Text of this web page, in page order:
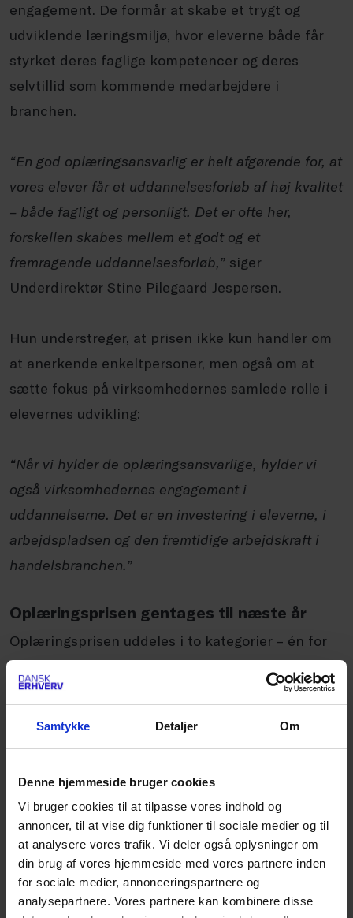
Samtykke Detaljer Om
Denne hjemmeside bruger cookies
Vi bruger cookies til at tilpasse vores indhold og
annoncer, til at vise dig funktioner til sociale medier og til
at analysere vores trafik. Vi deler også oplysninger om
din brug af vores hjemmeside med vores partnere inden
for sociale medier, annonceringspartnere og
analysepartnere. Vores partnere kan kombinere disse
engagement. De formår at skabe et trygt og
udviklende læringsmiljø, hvor eleverne både får
styrket deres faglige kompetencer og deres
selvtillid som kommende medarbejdere i
branchen.
“En god oplæringsansvarlig er helt afgørende for, at
vores elever får et uddannelsesforløb af høj kvalitet
– både fagligt og personligt. Det er ofte her,
forskellen skabes mellem et godt og et
fremragende uddannelsesforløb,” siger
Underdirektør Stine Pilegaard Jespersen.
Hun understreger, at prisen ikke kun handler om
at anerkende enkeltpersoner, men også om at
sætte fokus på virksomhedernes samlede rolle i
elevernes udvikling:
“Når vi hylder de oplæringsansvarlige, hylder vi
også virksomhedernes engagement i
uddannelserne. Det er en investering i eleverne, i
arbejdspladsen og den fremtidige arbejdskraft i
handelsbranchen.”
Oplæringsprisen gentages til næste år
Oplæringsprisen uddeles i to kategorier – én for
elever på detailuddannelsen og én for elever fra
handelsuddannelsen – og vil fremover blive en
Med prisen ønsker vi at skabe opmærksomhed
omkring den forskel, oplæringsansvarlige gør, og
inspirere endnu flere virksomheder til at
prioritere kvaliteten af deres oplæring. For det er
netop her, grundlaget for et stærkt erhvervsliv